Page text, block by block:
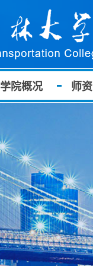
学院概况 师